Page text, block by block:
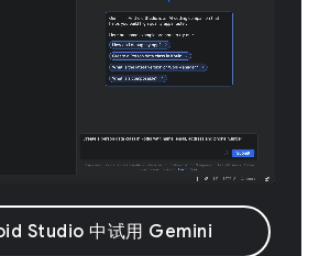
Studio 中试用 Gemini